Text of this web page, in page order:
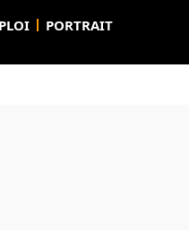
PORTRAIT